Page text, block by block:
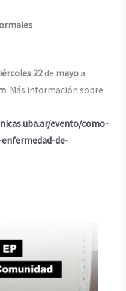
22de mayoa
. Más información sobre
evento/como-
de-